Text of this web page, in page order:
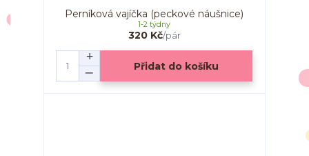
Perníková vajíčka (peckové náušnice)
320 Kč/pár
1-2 týdny
Přidat do košíku